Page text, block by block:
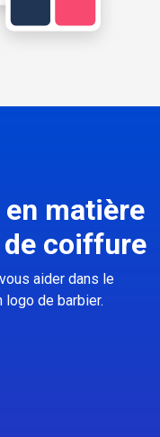
matière
de coiffure
aider dans le
logo de barbier.